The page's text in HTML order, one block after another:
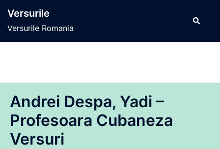
conținut
Versurile
Versurile Romania
Caută
Andrei Despa, Yadi –
Profesoara Cubaneza
Versuri